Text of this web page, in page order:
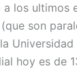
los ultimos
son
hoy es de